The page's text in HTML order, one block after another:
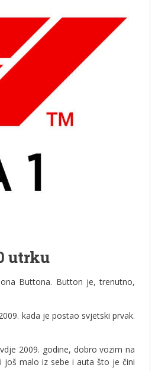
utrku
Buttona. Button je, trenutno,
kada je postao svjetski prvak.
2009. godine, dobro vozim na
još malo iz sebe i auta što je čini